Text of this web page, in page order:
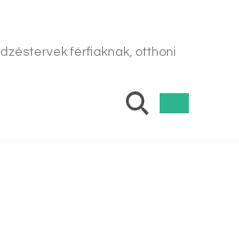
férfiaknak, otthoni